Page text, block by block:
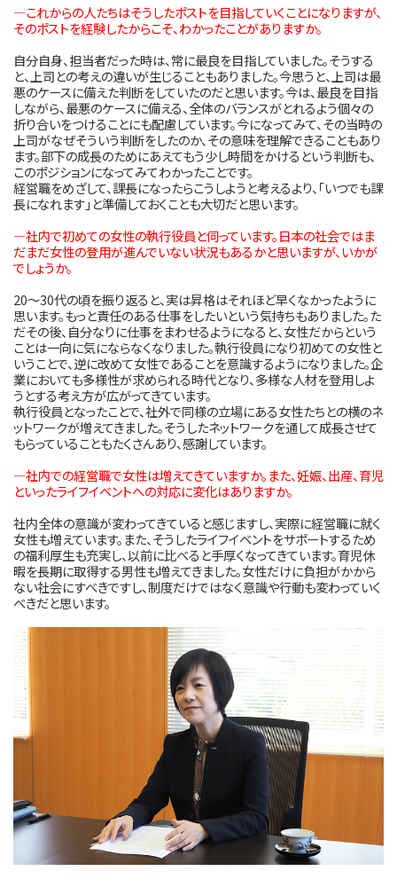
―これからの人たちはそうしたポストを目指していくことになりますが、
そのポストを経験したからこそ、わかったことがありますか。
自分自身、担当者だった時は、常に最良を目指していました。そうする
と、上司との考えの違いが生じることもありました。今思うと、上司は最
悪のケースに備えた判断をしていたのだと思います。今は、最良を目指
しながら、最悪のケースに備える、全体のバランスがとれるよう個々の
折り合いをつけることにも配慮しています。今になってみて、その当時の
上司がなぜそういう判断をしたのか、その意味を理解できることもあり
ます。部下の成長のためにあえてもう少し時間をかけるという判断も、
このポジションになってみてわかったことです。
経営職をめざして、課長になったらこうしようと考えるより、「いつでも課
長になれます」と準備しておくことも大切だと思います。
―社内で初めての女性の執行役員と伺っています。日本の社会ではま
だまだ女性の登用が進んでいない状況もあるかと思いますが、いかが
でしょうか。
20～30代の頃を振り返ると、実は昇格はそれほど早くなかったように
思います。もっと責任のある仕事をしたいという気持ちもありました。た
だその後、自分なりに仕事をまわせるようになると、女性だからという
ことは一向に気にならなくなりました。執行役員になり初めての女性と
いうことで、逆に改めて女性であることを意識するようになりました。企
業においても多様性が求められる時代となり、多様な人材を登用しよ
うとする考え方が広がってきています。
執行役員となったことで、社外で同様の立場にある女性たちとの横のネ
ットワークが増えてきました。そうしたネットワークを通して成長させて
もらっていることもたくさんあり、感謝しています。
―社内での経営職で女性は増えてきていますか。また、妊娠、出産、育児
といったライフイベントへの対応に変化はありますか。
社内全体の意識が変わってきていると感じますし、実際に経営職に就く
女性も増えています。また、そうしたライフイベントをサポートするため
の福利厚生も充実し、以前に比べると手厚くなってきています。育児休
暇を長期に取得する男性も増えてきました。女性だけに負担がかから
ない社会にすべきですし、制度だけではなく意識や行動も変わっていく
べきだと思います。